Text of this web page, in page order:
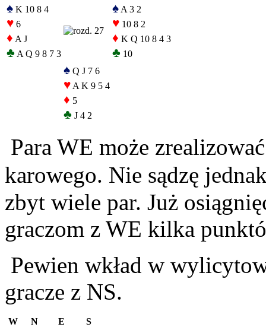
♠ K 10 8 4
♥ 6
♦ A J
♣ A Q 9 8 7 3
♠ A 3 2
♥ 10 8 2
♦ K Q 10 8 4 3
♣ 10
♠ Q J 7 6
♥ A K 9 5 4
♦ 5
♣ J 4 2
Para WE może
karowego. Nie sądzę
zbyt wiele par. Już
graczom z WE kilka
Pewien wkład w
gracze z NS.
W N E
S